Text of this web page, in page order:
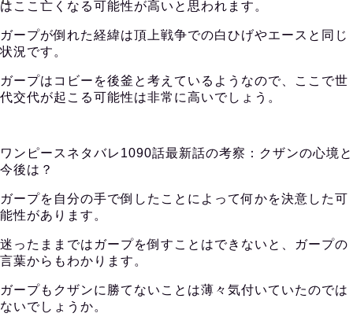
はここ亡くなる可能性が高いと思われます。
ガープが倒れた経緯は頂上戦争での白ひげやエースと同じ
状況です。
ガープはコビーを後釜と考えているようなので、ここで世
代交代が起こる可能性は非常に高いでしょう。
ワンピースネタバレ1090話最新話の考察：クザンの心境と
今後は？
ガープを自分の手で倒したことによって何かを決意した可
能性があります。
迷ったままではガープを倒すことはできないと、ガープの
言葉からもわかります。
ガープもクザンに勝てないことは薄々気付いていたのでは
ないでしょうか。